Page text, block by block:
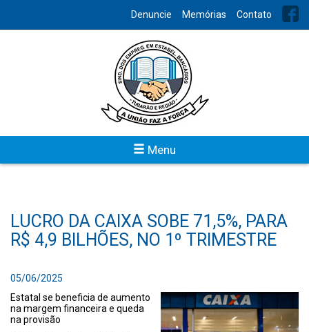
Denuncie Memórias Contato
Menu
LUCRO DA CAIXA SOBE 71,5%, PARA
R$ 4,9 BILHÕES, NO 1º TRIMESTRE
05/06/2025
Estatal se beneficia de aumento
na margem financeira e queda
na provisão